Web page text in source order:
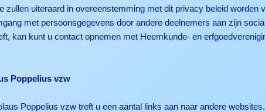
uiteraard in overeenstemming met dit privacy beleid worden
met persoonsgegevens door andere deelnemers aan zijn
kan kunt u contact opnemen met Heemkunde- en
Poppelius vzw
Poppelius vzw treft u een aantal links aan naar andere